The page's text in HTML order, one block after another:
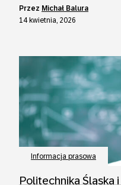
przez Michał Balura
14 kwietnia, 2026
Informacja prasowa
Politechnika Śląska